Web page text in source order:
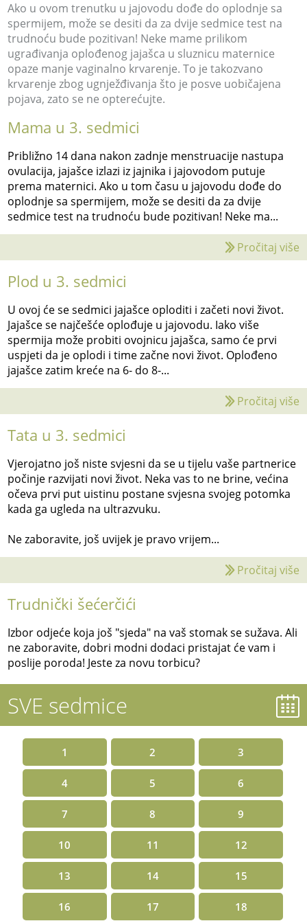
Ako u ovom trenutku u jajovodu dođe do oplodnje sa
spermijem, može se desiti da za dvije sedmice test na
trudnoću bude pozitivan! Neke mame prilikom
ugrađivanja oplođenog jajašca u sluznicu maternice
opaze manje vaginalno krvarenje. To je takozvano
krvarenje zbog ugnježđivanja što je posve uobičajena
pojava, zato se ne opterećujte.
Mama u 3. sedmici
Približno 14 dana nakon zadnje menstruacije nastupa
ovulacija, jajašce izlazi iz jajnika i jajovodom putuje
prema maternici. Ako u tom času u jajovodu dođe do
oplodnje sa spermijem, može se desiti da za dvije
sedmice test na trudnoću bude pozitivan! Neke ma...
Pročitaj više
Plod u 3. sedmici
U ovoj će se sedmici jajašce oploditi i začeti novi život.
Jajašce se najčešće oplođuje u jajovodu. Iako više
spermija može probiti ovojnicu jajašca, samo će prvi
uspjeti da je oplodi i time začne novi život. Oplođeno
jajašce zatim kreće na 6- do 8-...
Pročitaj više
Tata u 3. sedmici
Vjerojatno još niste svjesni da se u tijelu vaše partnerice
počinje razvijati novi život. Neka vas to ne brine, većina
očeva prvi put uistinu postane svjesna svojeg potomka
kada ga ugleda na ultrazvuku.
Ne zaboravite, još uvijek je pravo vrijem...
Pročitaj više
Trudnički šećerčići
Izbor odjeće koja još "sjeda" na vaš stomak se sužava. Ali
ne zaboravite, dobri modni dodaci pristajat će vam i
poslije poroda! Jeste za novu torbicu?
SVE sedmice
1 2 3
4 5 6
7 8 9
10 11 12
13 14 15
16 17 18